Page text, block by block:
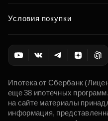
Условия покупки
Ипотека от Сбербанк
еще 38 ипотечных
на сайте материалы
информация,